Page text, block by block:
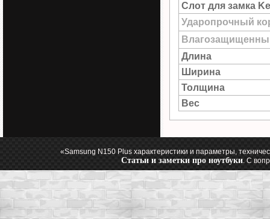
Слот для замка
Ударопрочный
Длина
Ширина
Толщина
Вес
«Samsung N150 Plus характеристики и параметры,
Статьи и заметки про ноутбуки. С